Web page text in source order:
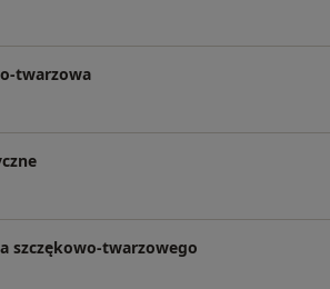
twarzowa
szczękowo-twarzowego